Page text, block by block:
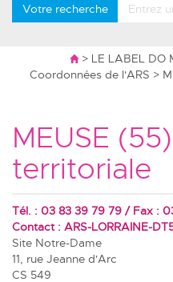
Votre recherche
> LE LABEL DO
Coordonnées de l'ARS >
MEUSE
territoriale
Tél. : 03 83 39 79 79 / Fax :
Contact : ARS-LORRAINE-
Site Notre-Dame
11, rue Jeanne d'Arc
CS 549